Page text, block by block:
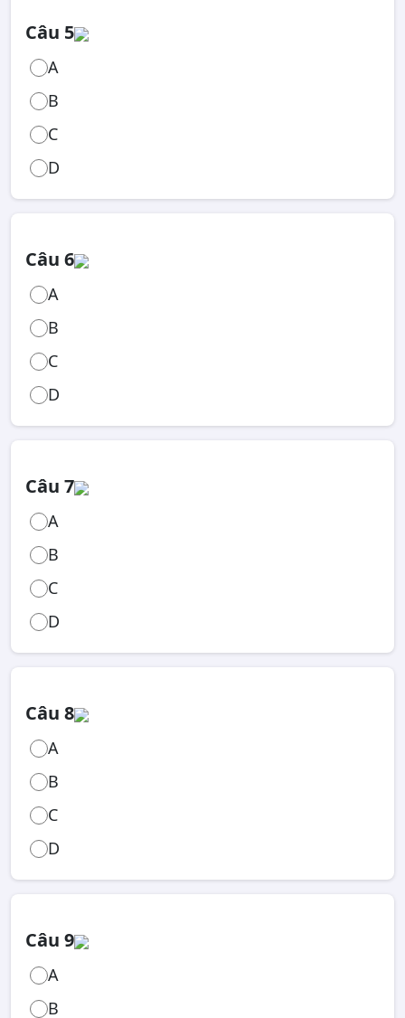
Câu 5
A
B
C
D
Câu 6
A
B
C
D
Câu 7
A
B
C
D
Câu 8
A
B
C
D
Câu 9
A
B